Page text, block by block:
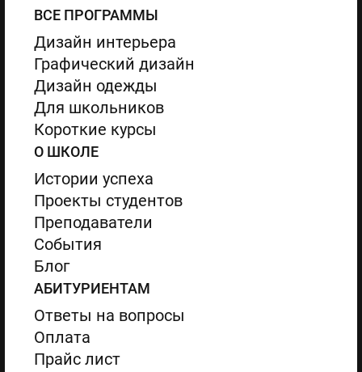
ВСЕ ПРОГРАММЫ
Дизайн интерьера
Графический дизайн
Дизайн одежды
Для школьников
Короткие курсы
О ШКОЛЕ
Истории успеха
Проекты студентов
Преподаватели
События
Блог
АБИТУРИЕНТАМ
Ответы на вопросы
Оплата
Прайс лист